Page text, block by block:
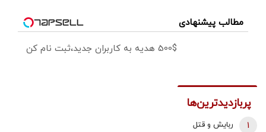
مطالب پیشنهادی
500$ هدیه به کاربران جدید،ثبت نام کن
پربازدیدترین‌ها
ربایش و قتل
1